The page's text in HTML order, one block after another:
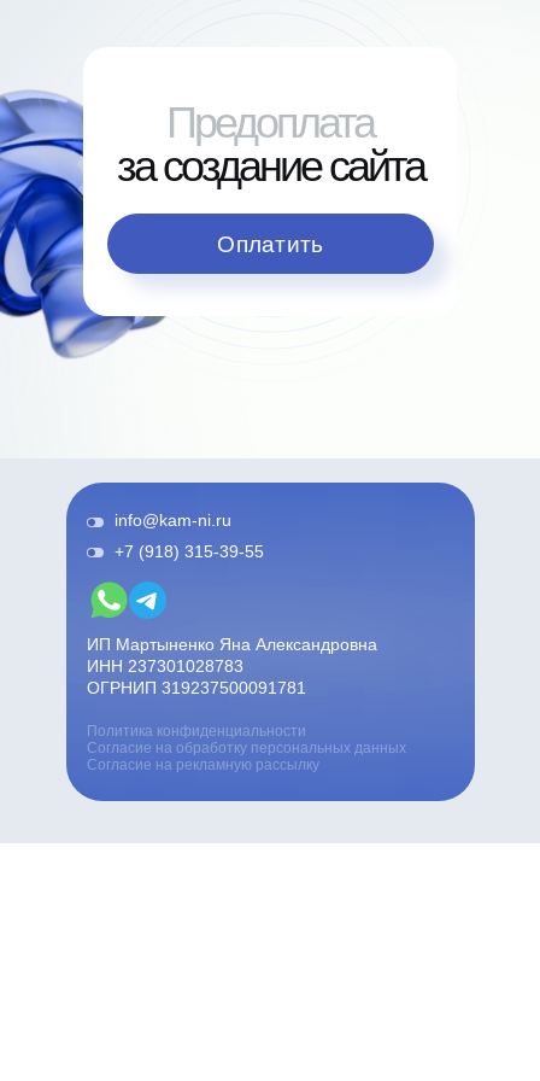
Предоплата
за создание сайта
Оплатить
info@kam-ni.ru
+7 (918) 315-39-55
ИП Мартыненко Яна Александровна
ИНН 237301028783
ОГРНИП 319237500091781
Политика конфиденциальности
Согласие на обработку персональных данных
Согласие на рекламную рассылку